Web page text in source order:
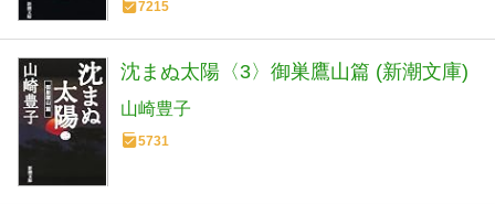
7215
沈まぬ太陽〈3〉御巣鷹山篇 (新潮文庫)
山崎豊子
5731